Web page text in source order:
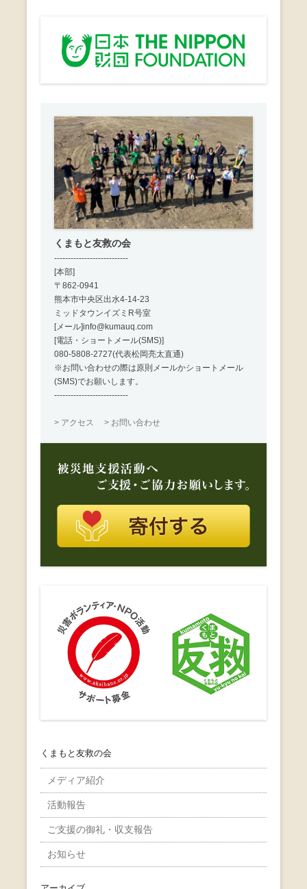
o
k
くまもと友救の会
---------------------------
[本部]
〒862-0941
熊本市中央区出水4-14-23
ミッドタウンイズミR号室
[メール]info@kumauq.com
[電話・ショートメール(SMS)]
080-5808-2727(代表松岡亮太直通)
※お問い合わせの際は原則メールかショートメール
(SMS)でお願いします。
---------------------------
> アクセス > お問い合わせ
くまもと友救の会
メディア紹介
活動報告
ご支援の御礼・収支報告
お知らせ